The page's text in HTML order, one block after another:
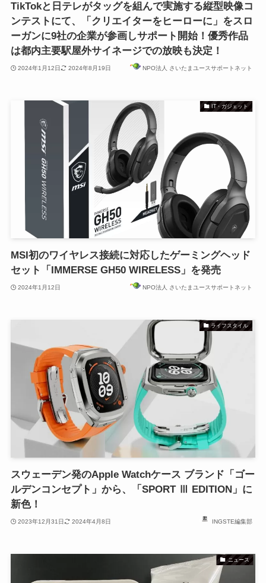
TikTokと日テレがタッグを組んで実施する縦型映像コ
ンテストにて、「クリエイターをヒーローに」をスロ
ーガンに9社の企業が参画しサポート開始！優秀作品
は都内主要駅屋外サイネージでの放映も決定！
2024年1月12日 2024年8月19日 NPO法人 さいたまユースサポートネット
IT・ガジェット
MSI初のワイヤレス接続に対応したゲーミングヘッド
セット「IMMERSE GH50 WIRELESS」を発売
2024年1月12日 NPO法人 さいたまユースサポートネット
ライフスタイル
スウェーデン発のApple Watchケース ブランド「ゴー
ルデンコンセプト」から、「SPORT Ⅲ EDITION」に
新色！
2023年12月31日 2024年4月8日 INGSTE編集部
ニュース